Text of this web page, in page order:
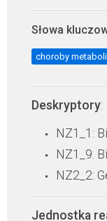
Słowa
choroby
Deskryptory:
NZ1_1:
NZ1_9:
NZ2_2:
Jednostka